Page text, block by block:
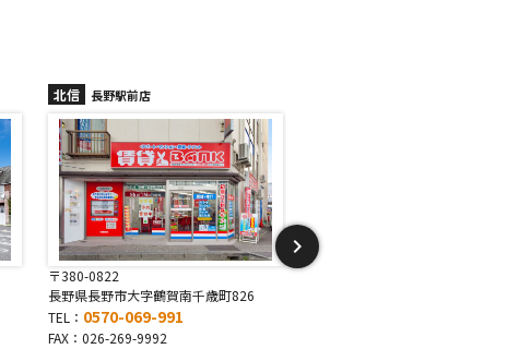
北信 長野稲里店
〒381-2243
長野県長野市稲里1-5-25
TEL： 0570-067-878
FAX：026-286-7888